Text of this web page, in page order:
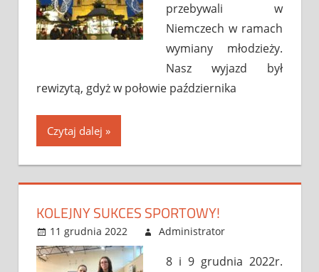
przebywali w
Niemczech w ramach
wymiany młodzieży.
Nasz wyjazd był
rewizytą, gdyż w połowie października
Czytaj dalej
KOLEJNY SUKCES SPORTOWY!
11 grudnia 2022 Administrator
8 i 9 grudnia 2022r.